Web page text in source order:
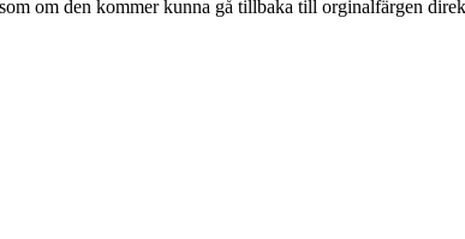
om den kommer kunna gå tillbaka till orginalfärgen